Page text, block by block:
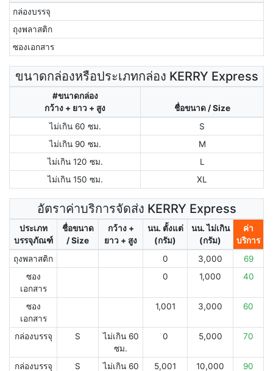
กล่องบรรจุ
ถุงพลาสติก
ซองเอกสาร
ขนาดกล่องหรือประเภทกล่อง KERRY Express
#ขนาดกล่อง
กว้าง + ยาว + สูง
ชื่อขนาด / Size
ไม่เกิน 60 ซม.
S
ไม่เกิน 90 ซม.
M
ไม่เกิน 120 ซม.
L
ไม่เกิน 150 ซม.
XL
อัตราค่าบริการจัดส่ง KERRY Express
ประเภท
บรรจุภัณฑ์
ชื่อขนาด
/ Size
กว้าง +
ยาว + สูง
นน. ตั้งแต่
(กรัม)
นน. ไม่เกิน
(กรัม)
ค่า
บริการ
ถุงพลาสติก
0 3,000
69
ซอง
เอกสาร
0 1,000 40
ซอง
เอกสาร
1,001 3,000 60
กล่องบรรจุ S
ไม่เกิน 60
ซม.
0 5,000 70
กล่องบรรจุ S
ไม่เกิน 60
5,001 10,000 90